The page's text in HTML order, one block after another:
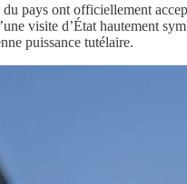
pays ont officiellement
visite d’État hautement
puissance tutélaire.